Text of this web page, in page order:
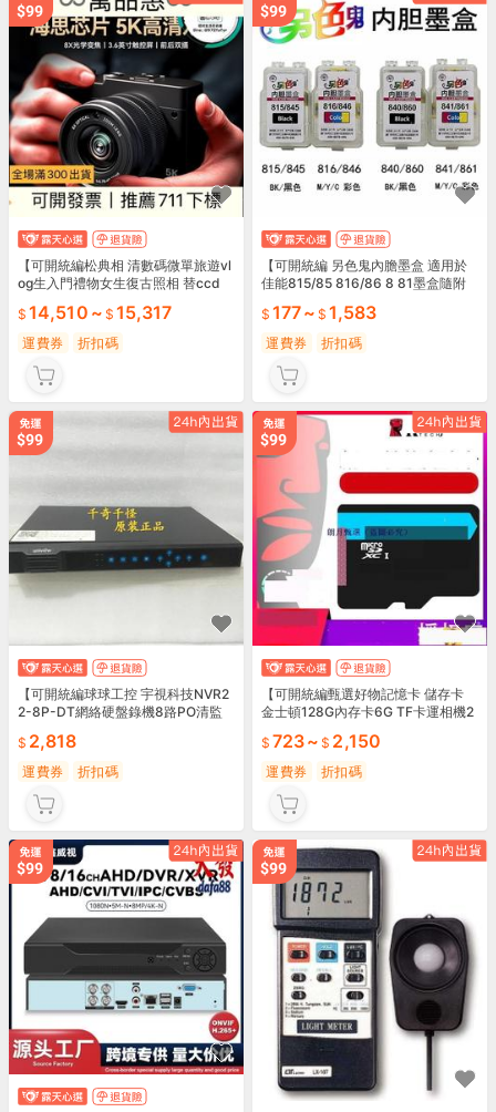
【可開統編松典相 清數碼微單旅遊vl
og生入門禮物女生復古照相 替ccd
14,510 ~ 15,317
運費券 折扣碼
【可開統編 另色鬼內膽墨盒 適用於
佳能815/85 816/86 8 81墨盒隨附
177~ 1,583
運費券 折扣碼
【可開統編球球工控 宇視科技NVR2
2-8P-DT網絡硬盤錄機8路PO清監
2,818
運費券 折扣碼
【可開統編甄選好物記憶卡 儲存卡
金士頓128G內存卡6G TF卡運相機2
723~ 2,150
運費券 折扣碼